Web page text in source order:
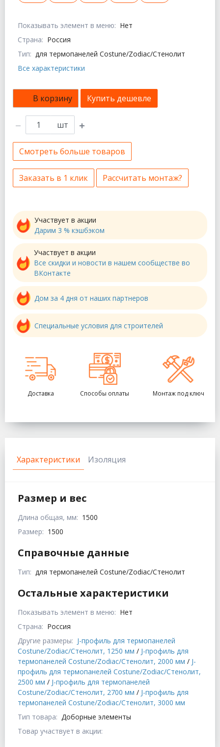
Показывать элемент в меню: Нет
Страна: Россия
Тип: для термопанелей Costune/Zodiac/Стенолит
Все характеристики
В корзину Купить дешевле
шт
Смотреть больше товаров
Заказать в 1 клик Рассчитать монтаж?
Участвует в акции
Дарим 3 % кэшбэком
Участвует в акции
Все скидки и новости в нашем сообществе во
ВКонтакте
Дом за 4 дня от наших партнеров
Специальные условия для строителей
Доставка Способы оплаты Монтаж под ключ
Характеристики Изоляция
Размер и вес
Длина общая, мм: 1500
Размер: 1500
Справочные данные
Тип: для термопанелей Costune/Zodiac/Стенолит
Остальные характеристики
Показывать элемент в меню: Нет
Страна: Россия
Другие размеры: J-профиль для термопанелей
Costune/Zodiac/Стенолит, 1250 мм / J-профиль для
термопанелей Costune/Zodiac/Стенолит, 2000 мм / J-
профиль для термопанелей Costune/Zodiac/Стенолит,
2500 мм / J-профиль для термопанелей
Costune/Zodiac/Стенолит, 2700 мм / J-профиль для
термопанелей Costune/Zodiac/Стенолит, 3000 мм
Тип товара: Доборные элементы
Товар участвует в акции: